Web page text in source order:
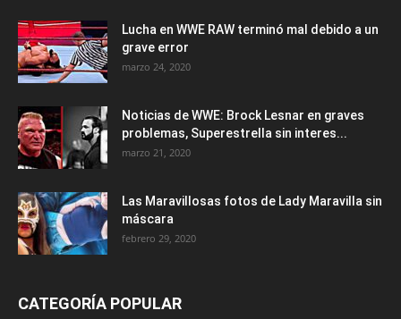
Lucha en WWE RAW terminó mal debido a un
grave error
marzo 24, 2020
Noticias de WWE: Brock Lesnar en graves
problemas, Superestrella sin interes...
marzo 21, 2020
Las Maravillosas fotos de Lady Maravilla sin
máscara
febrero 29, 2020
CATEGORÍA POPULAR